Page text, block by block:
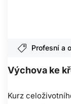
Profesní a
Výchova ke
Kurz